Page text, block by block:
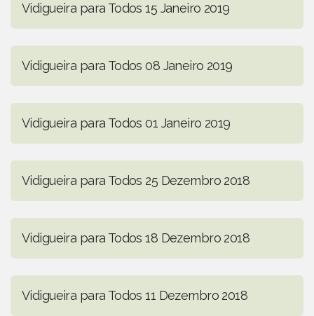
Vidigueira para Todos 15 Janeiro 2019
Vidigueira para Todos 08 Janeiro 2019
Vidigueira para Todos 01 Janeiro 2019
Vidigueira para Todos 25 Dezembro 2018
Vidigueira para Todos 18 Dezembro 2018
Vidigueira para Todos 11 Dezembro 2018